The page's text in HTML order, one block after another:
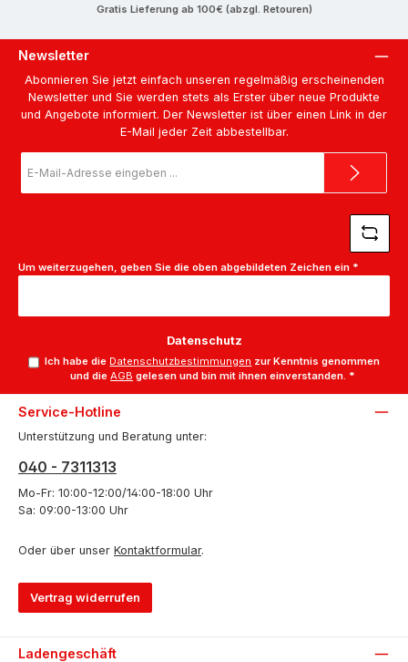
Gratis Lieferung ab 100€ (abzgl. Retouren)
Newsletter
Abonnieren Sie jetzt einfach unseren regelmäßig erscheinenden
Newsletter und Sie werden stets als Erster über neue Produkte
und Angebote informiert. Der Newsletter ist über einen Link in der
E-Mail jeder Zeit abbestellbar.
Mail-
Adresse
Um weiterzugehen, geben Sie die oben abgebildeten Zeichen ein *
Datenschutz
Ich habe die Datenschutzbestimmungen zur Kenntnis genommen
und dieAGB gelesen und bin mit ihnen einverstanden. *
Service-Hotline
Unterstützung und Beratung unter:
040 - 7311313
Mo-Fr: 10:00-12:00/14:00-18:00 Uhr
Sa: 09:00-13:00 Uhr
Oder über unser Kontaktformular.
Vertrag widerrufen
Ladengeschäft